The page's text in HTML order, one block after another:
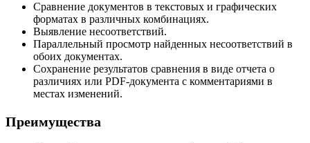
Сравнение документов в текстовых и графических
форматах в различных комбинациях.
Выявление несоответствий.
Параллельный просмотр найденных несоответствий в
обоих документах.
Сохранение результатов сравнения в виде отчета о
различиях или PDF-документа с комментариями в
местах изменений.
Преимущества